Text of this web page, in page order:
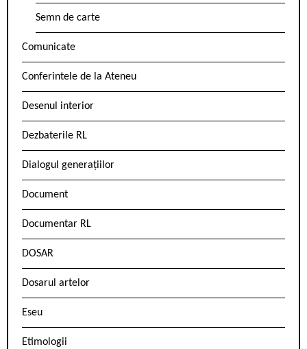
Semn de carte
Comunicate
Conferintele de la Ateneu
Desenul interior
Dezbaterile RL
Dialogul generațiilor
Document
Documentar RL
DOSAR
Dosarul artelor
Eseu
Etimologii